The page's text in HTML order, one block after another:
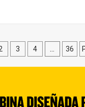
3 4 … 36